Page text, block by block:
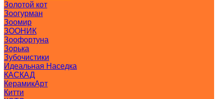
Золотой кот
Зоогурман
Зоомир
ЗООНИК
Зоофортуна
Зорька
Зубочистики
Идеальная Наседка
КАСКАД
КерамикАрт
Китти